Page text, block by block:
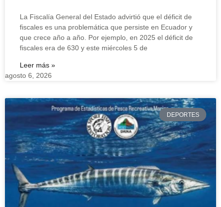
La Fiscalía General del Estado advirtió que el déficit de
fiscales es una problemática que persiste en Ecuador y
que crece año a año. Por ejemplo, en 2025 el déficit de
fiscales era de 630 y este miércoles 5 de
Leer más »
agosto 6, 2026
DEPORTES